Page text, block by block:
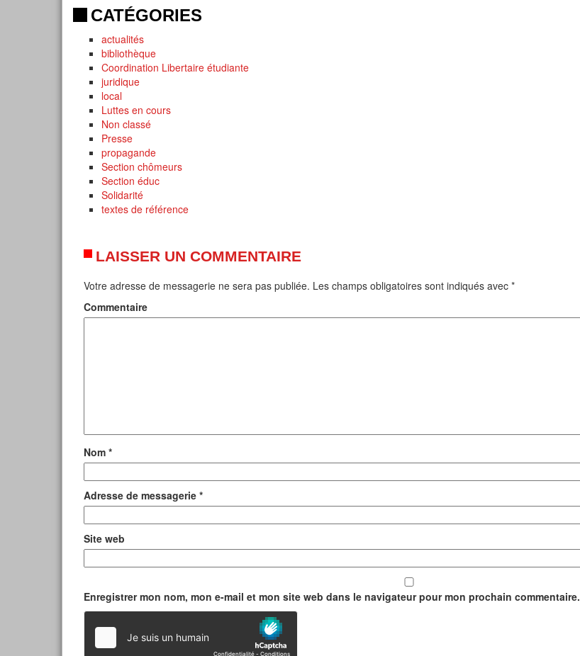
CATÉGORIES
actualités
bibliothèque
Coordination Libertaire étudiante
juridique
local
Luttes en cours
Non classé
Presse
propagande
Section chômeurs
Section éduc
Solidarité
textes de référence
LAISSER UN COMMENTAIRE
Votre adresse de messagerie ne sera pas publiée. Les champs obligatoires sont indiqués avec *
Commentaire
Nom *
Adresse de messagerie *
Site web
Enregistrer mon nom, mon e-mail et mon site web dans le navigateur pour mon prochain commentaire.